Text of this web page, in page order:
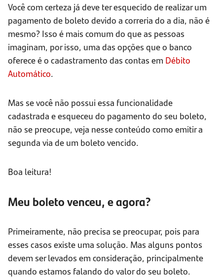
Você com certeza já deve ter esquecido de realizar um
pagamento de boleto devido a correria do a dia, não é
mesmo? Isso é mais comum do que as pessoas
imaginam, por isso, uma das opções que o banco
oferece é o cadastramento das contas em Débito
Automático.
Mas se você não possui essa funcionalidade
cadastrada e esqueceu do pagamento do seu boleto,
não se preocupe, veja nesse conteúdo como emitir a
segunda via de um boleto vencido.
Boa leitura!
Meu boleto venceu, e agora?
Primeiramente, não precisa se preocupar, pois para
esses casos existe uma solução. Mas alguns pontos
devem ser levados em consideração, principalmente
quando estamos falando do valor do seu boleto.